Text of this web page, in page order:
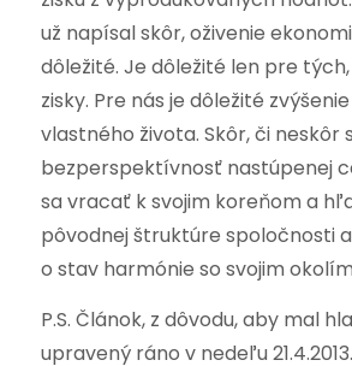
už napísal skôr, oživenie
dôležité. Je dôležité len pre
zisky. Pre nás je dôležité
vlastného života. Skôr, či neskôr
bezperspektívnosť nastúpenej
sa vracať k svojim koreňom a
pôvodnej štruktúre spoločnosti
o stav harmónie so svojim
P.S. Článok, z dôvodu, aby mal
upravený ráno v nedeľu